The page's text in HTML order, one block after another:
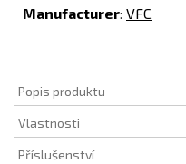
Manufacturer: VFC
Popis produktu
Vlastnosti
Příslušenství